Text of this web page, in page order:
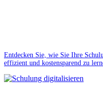
Entdecken Sie, wie Sie Ihre
effizient und kostensparend zu